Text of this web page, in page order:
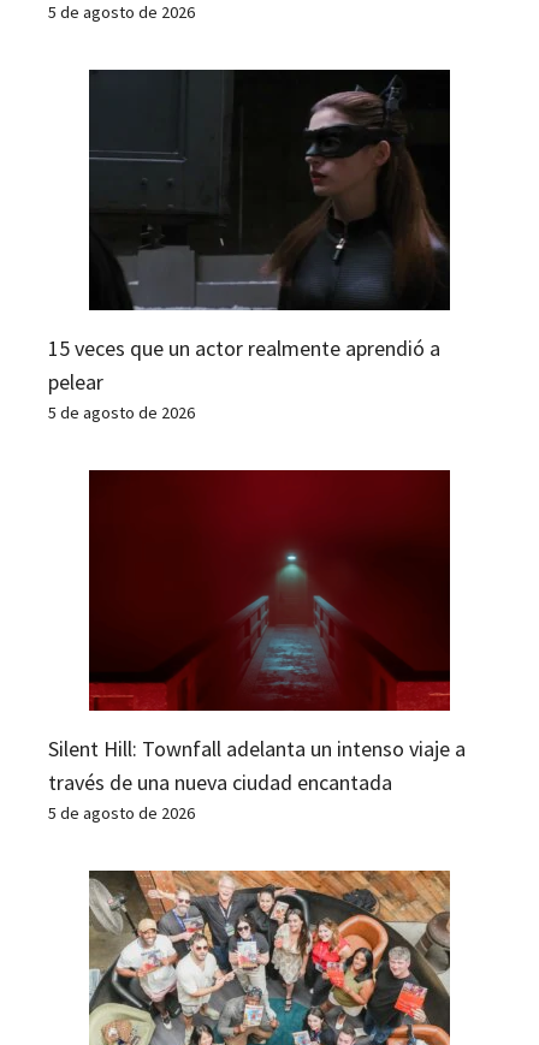
5 de agosto de 2026
15 veces que un actor realmente aprendió a
pelear
5 de agosto de 2026
Silent Hill: Townfall adelanta un intenso viaje a
través de una nueva ciudad encantada
5 de agosto de 2026